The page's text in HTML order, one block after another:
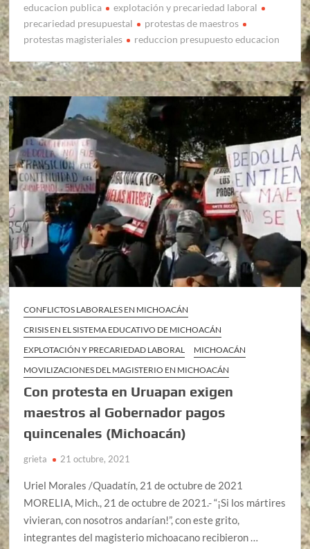
educacion publica
explotación y precariedad laboral
precariedad presupuestal
protestas de maestros
protestas magisteriales
reduccion presupuesto educacion
CONFLICTOS LABORALES EN MICHOACÁN
CRISIS EN EL SISTEMA EDUCATIVO DE MICHOACÁN
EXPLOTACIÓN Y PRECARIEDAD LABORAL
MICHOACÁN
MOVILIZACIONES DEL MAGISTERIO EN MICHOACÁN
Con protesta en Uruapan exigen
maestros al Gobernador pagos
quincenales (Michoacán)
grieta 21 octubre, 2021
Uriel Morales /Quadatín, 21 de octubre de 2021
MORELIA, Mich., 21 de octubre de 2021.- “¡Si los mártires
vivieran, con nosotros andarían!”, con este grito,
integrantes del magisterio michoacano recibieron …